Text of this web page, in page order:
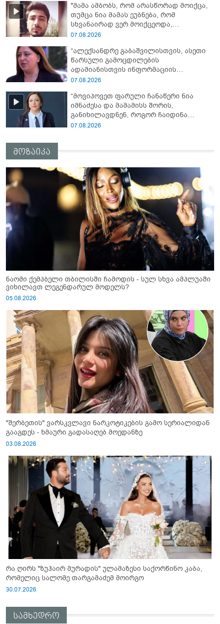
ავალიანის დედა
"მამა ამბობს, რომ არასწორად მოიქცა,
თუმცა ნია მამას ეუბნება, რომ
სხვანაირად ვერ მოიქცეოდა,
თანამედროვე ეპოქაში სხვანაირად
დეტალებზე საუბრობს გიგა ავალიანის
საქმის პროკურორი?
07.08.2026
“ალექსანდრე გაბაშვილისთვის, ასეთი
წარსული გამოცდილების
ადამიანისთვის ინფორმაციის
მიწოდება, რომ მასწავლებელი
ფაქტობრივად, წაქეზება იყო” -
პროკურორი ნია იმნაძეზე
07.08.2026
“მოვიპოვეთ ფარული ჩანაწერი ნია
იმნაძესა და მამამისს შორის,
განიხილავდნენ, როგორ ჩაიდინა
გაბაშვილმა დანაშაული” - რას ამბობს
07.08.2026
მოზაიკა
ნაომი ქემპბელი თბილისში ჩამოდის - სულ სხვა ამპლუაში
ვიხილავთ ლეგენდარულ მოდელს?
05.08.2026
"შერბეთის" ვარსკვლავი ნარკოტიკების გამო სერიალიდან
გააგდეს - ხმაური გადასაღებ მოედანზე
03.08.2026
რა ღირს "ზუჰაირ მურადის" ულამაზესი საქორწინო კაბა,
რომელიც სალომე თარგამაძემ მოირგო
30.07.2026
სამხედრო